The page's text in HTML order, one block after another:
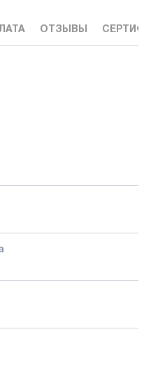
ОТЗЫВЫ